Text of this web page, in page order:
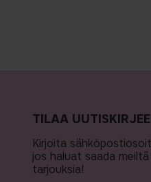
TILAA
Kirjoita
jos haluat saada
tarjouksia!